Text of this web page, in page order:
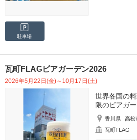
駐車場
瓦町FLAGビアガーデン2026
2026年5月22日(金)～10月17日(土)
世界各国の
限のビアガ
香川県
高松
瓦町FLAG